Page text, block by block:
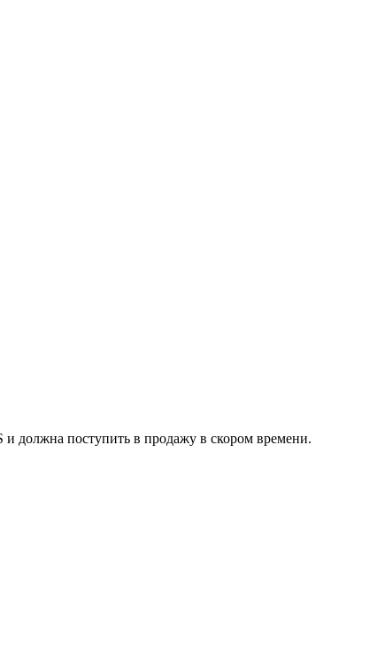
должна поступить в продажу в скором времени.